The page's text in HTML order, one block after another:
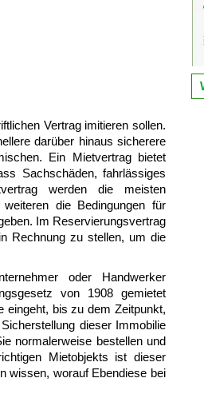
Vertrag imitieren sollen.
darüber hinaus sicherere
Ein Mietvertrag bietet
Sachschäden, fahrlässiges
werden die meisten
die Bedingungen für
Im Reservierungsvertrag
Rechnung zu stellen, um die
oder Handwerker
von 1908 gemietet
eingeht, bis zu dem Zeitpunkt,
dieser Immobilie
normalerweise bestellen und
Mietobjekts ist dieser
wissen, worauf Ebendiese bei